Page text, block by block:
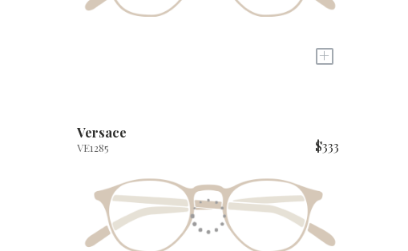
+
Versace
VE1285 $333